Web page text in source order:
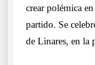
crear polémica
partido. Se
de Linares, en la